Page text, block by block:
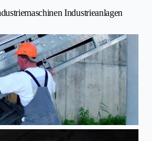
Industrieanlagen